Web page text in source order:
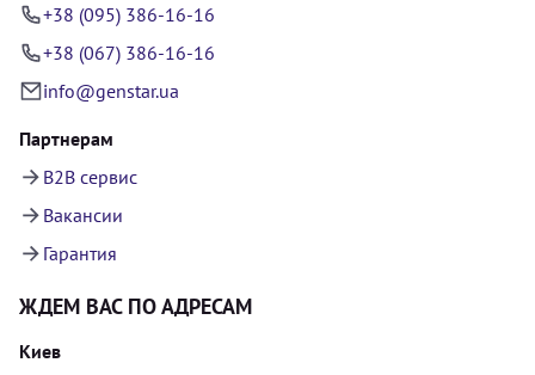
+38 (095) 386-16-16
+38 (067) 386-16-16
info@genstar.ua
Партнерам
B2B сервис
Вакансии
Гарантия
ЖДЕМ ВАС ПО АДРЕСАМ
Киев